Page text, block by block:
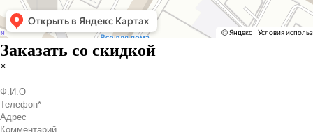
Заказать со скидкой
×